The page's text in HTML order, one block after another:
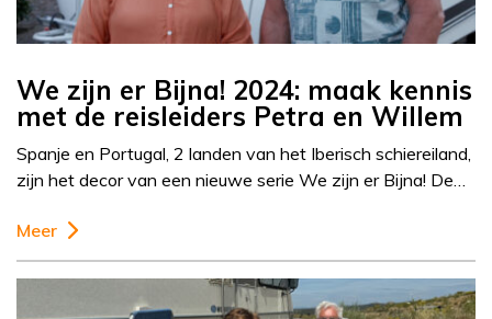
We zijn er Bijna! 2024: maak kennis
met de reisleiders Petra en Willem
Spanje en Portugal, 2 landen van het Iberisch schiereiland,
zijn het decor van een nieuwe serie We zijn er Bijna! De…
Meer